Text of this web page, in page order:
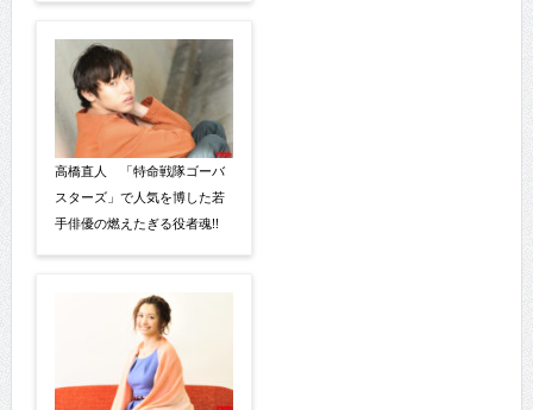
高橋直人 「特命戦隊ゴーバ
スターズ」で人気を博した若
手俳優の燃えたぎる役者魂!!